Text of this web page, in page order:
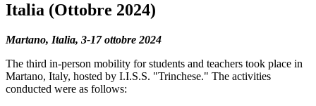
Italia (Ottobre 2024)
Martano, Italia, 3-17 ottobre 2024
The third in-person mobility for students and teachers took place in
Martano, Italy, hosted by I.I.S.S. "Trinchese." The activities
conducted were as follows: